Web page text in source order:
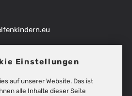
1512 9270 00
Einstellungen
auf unserer Website. Das ist
alle Inhalte dieser Seite